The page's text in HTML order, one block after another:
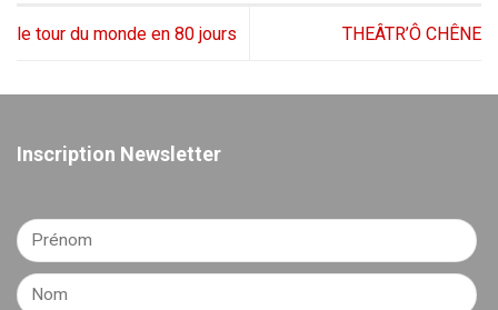
le tour du monde en 80 jours THEÂTR’Ô CHÊNE
Inscription Newsletter